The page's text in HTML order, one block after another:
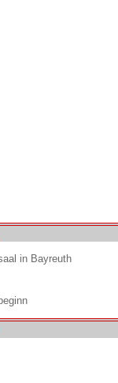
in Bayreuth